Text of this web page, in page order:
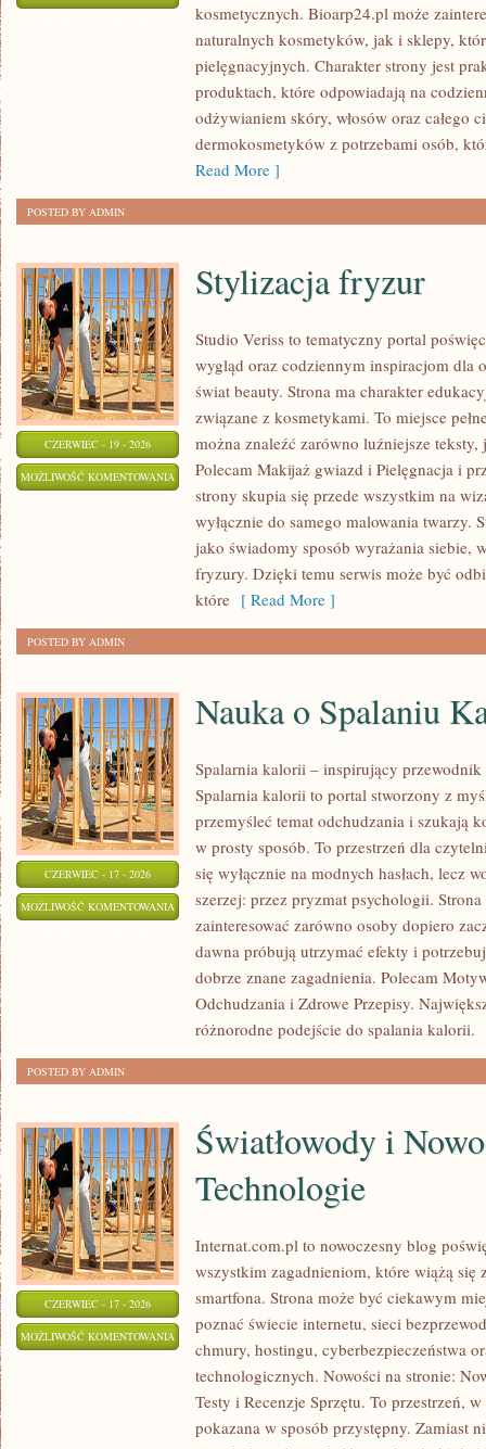
CIAŁA
WŁOSÓW
kosmetycznych. Bioarp24.pl może
naturalnych kosmetyków, jak i sklepy,
pielęgnacyjnych. Charakter strony jest
produktach, które odpowiadają na
odżywianiem skóry, włosów oraz całego
dermokosmetyków z potrzebami osób,
Read More ]
POSTED BY ADMIN
CZERWIEC - 19 - 2026
MOŻLIWOŚĆ KOMENTOWANIA STYLIZACJA
FRYZUR
Stylizacja fryzur
Studio Veriss to tematyczny portal
wygląd oraz codziennym inspiracjom dla
świat beauty. Strona ma charakter
związane z kosmetykami. To miejsce
można znaleźć zarówno luźniejsze
Polecam Makijaż gwiazd i Pielęgnacja i
strony skupia się przede wszystkim na
wyłącznie do samego malowania twarzy.
jako świadomy sposób wyrażania siebie,
fryzury. Dzięki temu serwis może być
które [ Read More ]
POSTED BY ADMIN
CZERWIEC - 17 - 2026
MOŻLIWOŚĆ KOMENTOWANIA NAUKA
SPALANIU
KALORII
Nauka o Spalaniu
Spalarnia kalorii – inspirujący przewodnik
Spalarnia kalorii to portal stworzony z
przemyśleć temat odchudzania i szukają
w prosty sposób. To przestrzeń dla
się wyłącznie na modnych hasłach, lecz
szerzej: przez pryzmat psychologii.
zainteresować zarówno osoby dopiero
dawna próbują utrzymać efekty i
dobrze znane zagadnienia. Polecam
Odchudzania i Zdrowe Przepisy.
różnorodne podejście do spalania kalorii.
POSTED BY ADMIN
CZERWIEC - 17 - 2026
MOŻLIWOŚĆ KOMENTOWANIA ŚWIATŁOWODY
TECHNOLOGIE
Światłowody i
Technologie
Internat.com.pl to nowoczesny blog
wszystkim zagadnieniom, które wiążą się
smartfona. Strona może być ciekawym
poznać świecie internetu, sieci
chmury, hostingu, cyberbezpieczeństwa
technologicznych. Nowości na stronie:
Testy i Recenzje Sprzętu. To przestrzeń,
pokazana w sposób przystępny. Zamiast